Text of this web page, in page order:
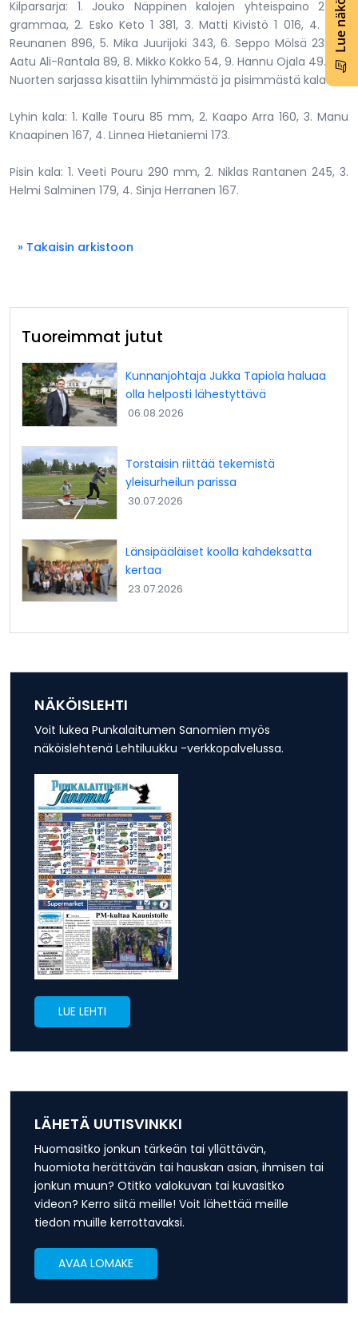
Kilparsarja: 1. Jouko Näppinen kalojen yhteispaino 2 141
grammaa, 2. Esko Keto 1 381, 3. Matti Kivistö 1 016, 4. Erkki
Reunanen 896, 5. Mika Juurijoki 343, 6. Seppo Mölsä 238, 7.
Aatu Ali-Rantala 89, 8. Mikko Kokko 54, 9. Hannu Ojala 49.
Nuorten sarjassa kisattiin lyhimmästä ja pisimmästä kalasta.
Lyhin kala: 1. Kalle Touru 85 mm, 2. Kaapo Arra 160, 3. Manu
Knaapinen 167, 4. Linnea Hietaniemi 173.
Pisin kala: 1. Veeti Pouru 290 mm, 2. Niklas Rantanen 245, 3.
Helmi Salminen 179, 4. Sinja Herranen 167.
» Takaisin arkistoon
Tuoreimmat jutut
Kunnanjohtaja Jukka Tapiola haluaa
olla helposti lähestyttävä
06.08.2026
Torstaisin riittää tekemistä
yleisurheilun parissa
30.07.2026
Länsipääläiset koolla kahdeksatta
kertaa
23.07.2026
NÄKÖISLEHTI
Voit lukea Punkalaitumen Sanomien myös
näköislehtenä Lehtiluukku -verkkopalvelussa.
LUE LEHTI
LÄHETÄ UUTISVINKKI
Huomasitko jonkun tärkeän tai yllättävän,
huomiota herättävän tai hauskan asian, ihmisen tai
jonkun muun? Otitko valokuvan tai kuvasitko
videon? Kerro siitä meille! Voit lähettää meille
tiedon muille kerrottavaksi.
AVAA LOMAKE